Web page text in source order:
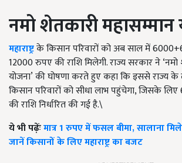
नमो शेतकारी महासम्मान
महाराष्ट्रके किसान परिवारों को अब साल में
12000 रुपए की राशि मिलेगी. राज्य सरकार ने‘नमो
योजना’की घोषणा करते हुए कहा कि इससे राज्य के
किसान परिवारों को सीधा लाभ पहुंचेगा, जिसके लिए
की राशि निर्धारित की गई है.\
ये भी पढ़ेंःमात्र 1 रुपए में फसल बीमा, सालाना
जानें किसानों के लिए महाराष्ट्र का बजट